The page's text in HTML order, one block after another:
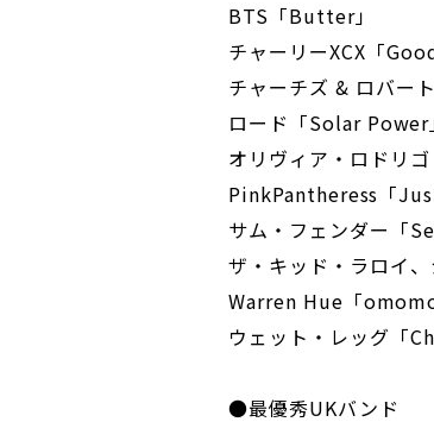
BTS「Butter」
チャーリーXCX「
チャーチズ & ロバー
ロード「Solar Power
オリヴィア・ロドリ
PinkPantheress「
サム・フェンダー「
ザ・キッド・ラロイ、
Warren Hue「
ウェット・レッグ「
●最優秀UKバンド